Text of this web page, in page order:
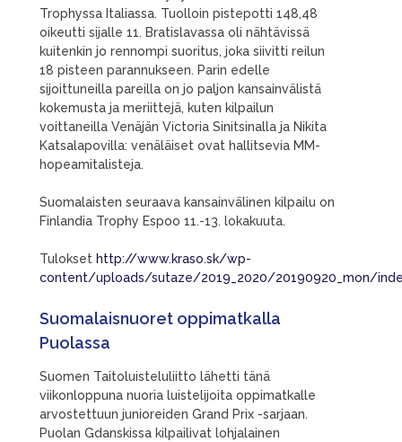
Trophyssa Italiassa. Tuolloin pistepotti 148,48
oikeutti sijalle 11. Bratislavassa oli nähtävissä
kuitenkin jo rennompi suoritus, joka siivitti reilun
18 pisteen parannukseen. Parin edelle
sijoittuneilla pareilla on jo paljon kansainvälistä
kokemusta ja meriittejä, kuten kilpailun
voittaneilla Venäjän Victoria Sinitsinalla ja Nikita
Katsalapovilla: venäläiset ovat hallitsevia MM-
hopeamitalisteja.
Suomalaisten seuraava kansainvälinen kilpailu on
Finlandia Trophy Espoo 11.-13. lokakuuta.
Tulokset http://www.kraso.sk/wp-
content/uploads/sutaze/2019_2020/20190920_mon/
Suomalaisnuoret oppimatkalla
Puolassa
Suomen Taitoluisteluliitto lähetti tänä
viikonloppuna nuoria luistelijoita oppimatkalle
arvostettuun junioreiden Grand Prix -sarjaan.
Puolan Gdanskissa kilpailivat lohjalainen